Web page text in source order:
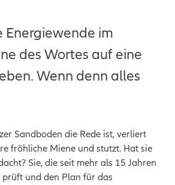
Energiewende im
des Wortes auf eine
Wenn denn alles
Sandboden die Rede ist, verliert
fröhliche Miene und stutzt. Hat sie
Sie, die seit mehr als 15 Jahren
prüft und den Plan für das